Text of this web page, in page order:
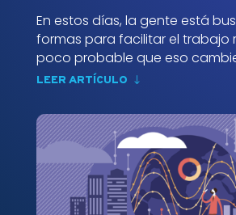
En estos días, la gente está
formas para facilitar el trabajo
poco probable que eso
LEER ARTÍCULO